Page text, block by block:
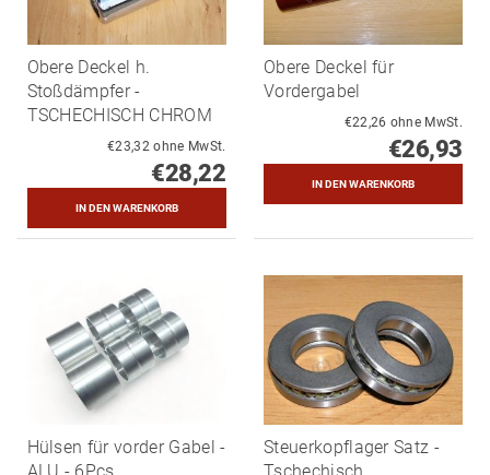
Obere Deckel h.
Stoßdämpfer -
TSCHECHISCH CHROM
€23,32 ohne MwSt.
€28,22
Obere Deckel für
Vordergabel
€22,26 ohne MwSt.
€26,93
Hülsen für vorder Gabel -
Steuerkopflager Satz -